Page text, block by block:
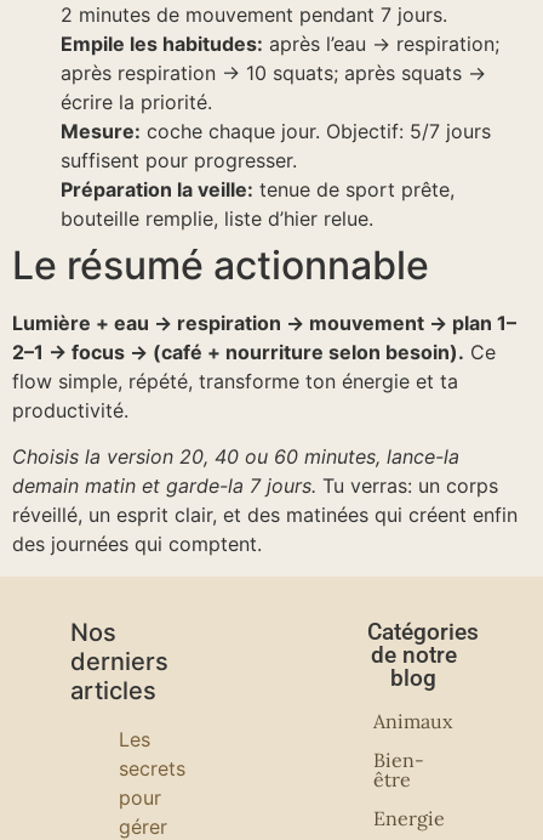
2 minutes de mouvement pendant 7 jours.
Empile les habitudes: après l’eau → respiration;
après respiration → 10 squats; après squats →
écrire la priorité.
Mesure: coche chaque jour. Objectif: 5/7 jours
suffisent pour progresser.
Préparation la veille: tenue de sport prête,
bouteille remplie, liste d’hier relue.
Le résumé actionnable
Lumière + eau → respiration → mouvement → plan 1–
2–1 → focus → (café + nourriture selon besoin). Ce
flow simple, répété, transforme ton énergie et ta
productivité.
Choisis la version 20, 40 ou 60 minutes, lance-la
demain matin et garde-la 7 jours. Tu verras: un corps
réveillé, un esprit clair, et des matinées qui créent enfin
des journées qui comptent.
Nos
derniers
articles
Les
secrets
pour
gérer
Catégories
de notre
blog
Animaux
Bien-
être
Energie